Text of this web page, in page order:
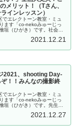
メリット！（Tさん、
インレッスン）
でエレクトーン教室・ミュ
ます「co-nekoみゅーじっ
垣（ひがき）です。社会人
2021.12.21
2021、shooting Day-
！！みんなの撮影終
でエレクトーン教室・ミュ
ます「co-nekoみゅーじっ
垣（ひがき）です。先生だ
2021.12.27